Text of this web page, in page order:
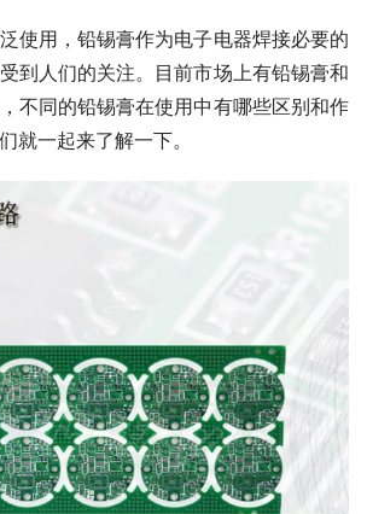
使用，铅锡膏作为电子电器焊接必要的
到人们的关注。目前市场上有铅锡膏和
不同的铅锡膏在使用中有哪些区别和作
就一起来了解一下。